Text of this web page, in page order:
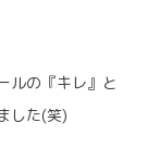
ルの『キレ』と
した(笑)